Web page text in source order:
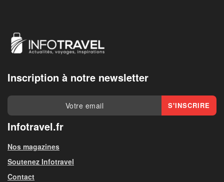
Inscription à notre newsletter
Infotravel.fr
Nos magazines
Soutenez Infotravel
Contact